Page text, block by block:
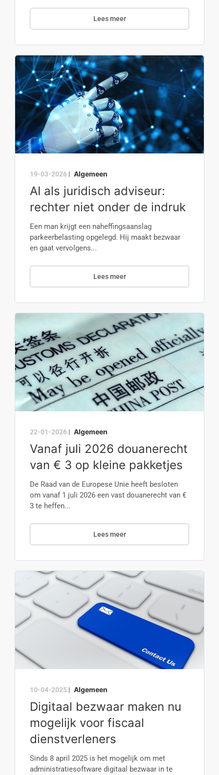
Lees meer
19-03-2026 | Algemeen
AI als juridisch adviseur:
rechter niet onder de indruk
Een man krijgt een naheffingsaanslag
parkeerbelasting opgelegd. Hij maakt bezwaar
en gaat vervolgens...
Lees meer
22-01-2026 | Algemeen
Vanaf juli 2026 douanerecht
van € 3 op kleine pakketjes
De Raad van de Europese Unie heeft besloten
om vanaf 1 juli 2026 een vast douanerecht van €
3 te heffen...
Lees meer
10-04-2025 | Algemeen
Digitaal bezwaar maken nu
mogelijk voor fiscaal
dienstverleners
Sinds 8 april 2025 is het mogelijk om met
administratiesoftware digitaal bezwaar in te